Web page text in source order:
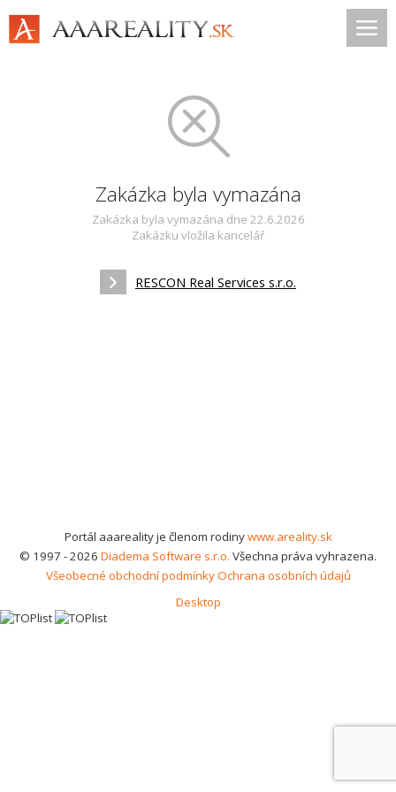
Zakázka byla vymazána
Zakázka byla vymazána dne 22.6.2026
Zakázku vložila kancelář
RESCON Real Services s.r.o.
Portál aaareality je členom rodinywww.areality.sk
© 1997 - 2026 Diadema Software s.r.o. Všechna práva vyhrazena.
Všeobecné obchodní podmínkyOchrana osobních údajů
Desktop